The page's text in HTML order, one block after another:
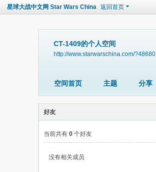
星球大战中文网 Star Wars China 返回首页
CT-1409的个人空间
http://www.starwarschina.com/?48680
空间首页 主题 分享
好友
当前共有 0 个好友
没有相关成员